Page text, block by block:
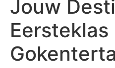
Jouw
Eersteklas